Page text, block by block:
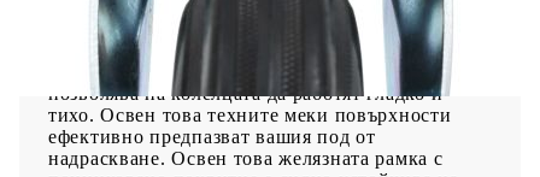
кафе, поставка за растения, рафт за книги,
количка за пазаруване и др. Тези колелца са
изработени от гума, която се отличава с добра
устойчивост на удар и вибрации, което
позволява на колелцата да работят гладко и
тихо. Освен това техните меки повърхности
ефективно предпазват вашия под от
надраскване. Освен това желязната рамка с